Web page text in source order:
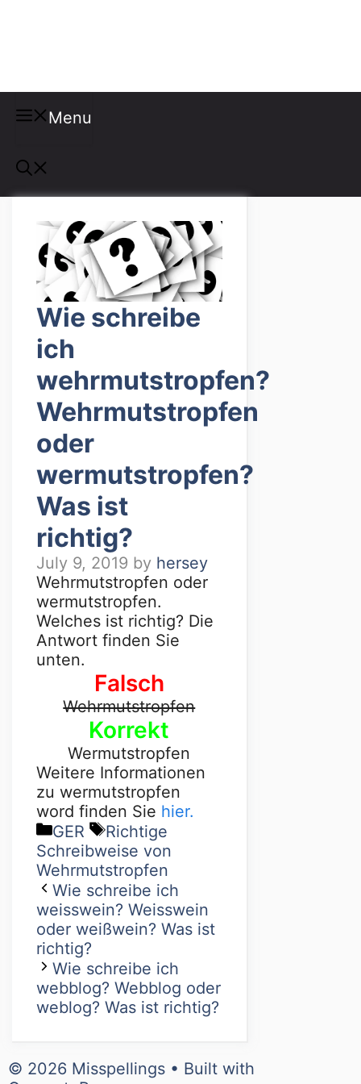
Menu
Wie schreibe
ich
wehrmutstropfen?
Wehrmutstropfen
oder
wermutstropfen?
Was ist
richtig?
July 9, 2019 by hersey
Wehrmutstropfen oder
wermutstropfen.
Welches ist richtig? Die
Antwort finden Sie
unten.
Falsch
Wehrmutstropfen
Korrekt
Wermutstropfen
Weitere Informationen
zu wermutstropfen
word finden Sie hier.
GER
Richtige
Schreibweise von
Wehrmutstropfen
Wie schreibe ich
weisswein? Weisswein
oder weißwein? Was ist
richtig?
Wie schreibe ich
webblog? Webblog oder
weblog? Was ist richtig?
© 2026 Misspellings • Built with